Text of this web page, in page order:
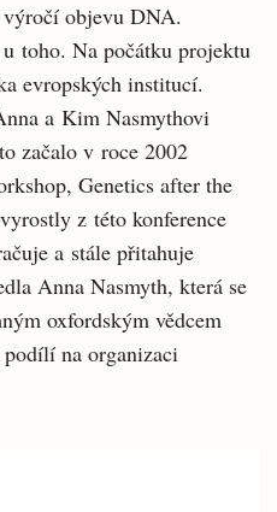
objevu DNA.
toho. Na počátku projektu
evropských institucí.
a Kim Nasmythovi
začalo v roce 2002
Genetics after the
z této konference
a stále přitahuje
Anna Nasmyth, která se
oxfordským vědcem
na organizaci